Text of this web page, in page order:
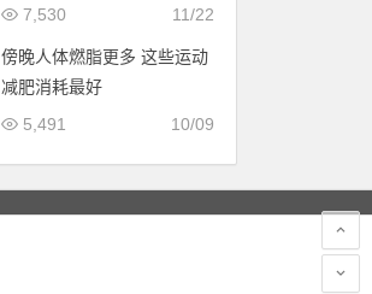
11/22
7,530
傍晚人体燃脂更多 这些运动
减肥消耗最好
10/09
5,491